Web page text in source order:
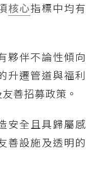
核心指標中均有
夥伴不論性傾向
升遷管道與福利
善招募政策。
安全且具歸屬感
善設施及透明的